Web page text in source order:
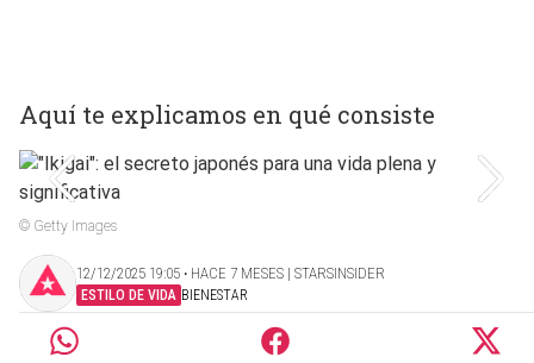
Aquí te explicamos en qué consiste
© Getty Images
12/12/2025 19:05 ‧ HACE 7 MESES | STARSINSIDER
ESTILO DE VIDA BIENESTAR